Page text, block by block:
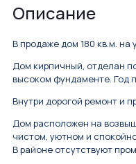
Описание
В продаже дом 180 кв.м. на
Дом кирпичный, отделан
высоком фундаменте. Год
Внутри дорогой ремонт и
Дом расположен на
чистом, уютном и
В районе отсутствуют